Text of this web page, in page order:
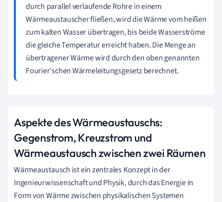
durch parallel verlaufende Rohre in einem
Wärmeaustauscher fließen, wird die Wärme vom heißen
zum kalten Wasser übertragen, bis beide Wasserströme
die gleiche Temperatur erreicht haben. Die Menge an
übertragener Wärme wird durch den oben genannten
Fourier'schen Wärmeleitungsgesetz berechnet.
Aspekte des Wärmeaustauschs:
Gegenstrom, Kreuzstrom und
Wärmeaustausch zwischen zwei Räumen
Wärmeaustausch ist ein zentrales Konzept in der
Ingenieurwissenschaft und Physik, durch das Energie in
Form von Wärme zwischen physikalischen Systemen